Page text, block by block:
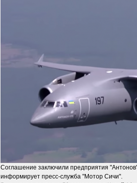
Соглашение заключили предприятия
информирует пресс-служба "Мотор Сичи".